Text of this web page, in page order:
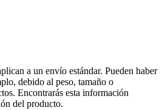
a un envío estándar. Pueden haber
debido al peso, tamaño o
Encontrarás esta información
del producto.